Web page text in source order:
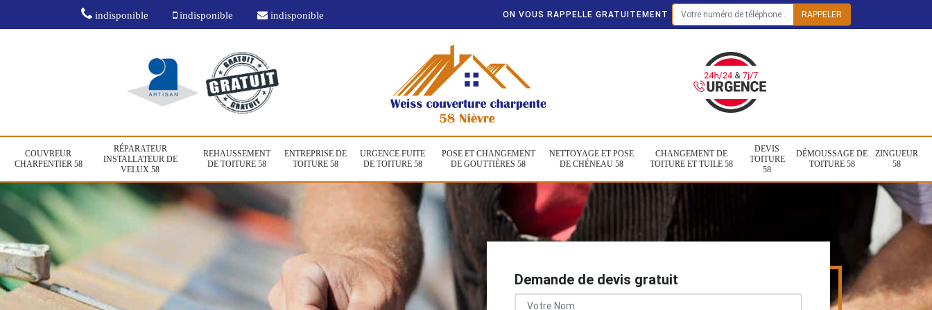
indisponible indisponible indisponible ON VOUS RAPPELLE GRATUITEMENT
COUVREUR
CHARPENTIER 58
RÉPARATEUR
INSTALLATEUR DE
VELUX 58
REHAUSSEMENT
DE TOITURE 58
ENTREPRISE DE
TOITURE 58
URGENCE FUITE
DE TOITURE 58
POSE ET CHANGEMENT
DE GOUTTIÈRES 58
NETTOYAGE ET POSE
DE CHÉNEAU 58
CHANGEMENT DE
TOITURE ET TUILE 58
DEVIS
TOITURE
58
DÉMOUSSAGE DE
TOITURE 58
ZINGUEUR
58
Demande de devis gratuit